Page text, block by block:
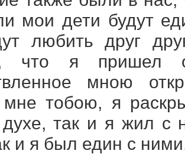
мои дети будут
любить друг
что я пришел
мною
тобою, я
так и я жил с
и я был един с